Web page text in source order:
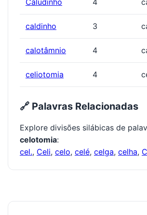
Caludinho 4
caldinho 3
calotâmnio 4
celiotomia 4
🔗 Palavras Relacionadas
Explore divisões silábicas de
celotomia:
cel., Celi, celo, celé, celga, celha,